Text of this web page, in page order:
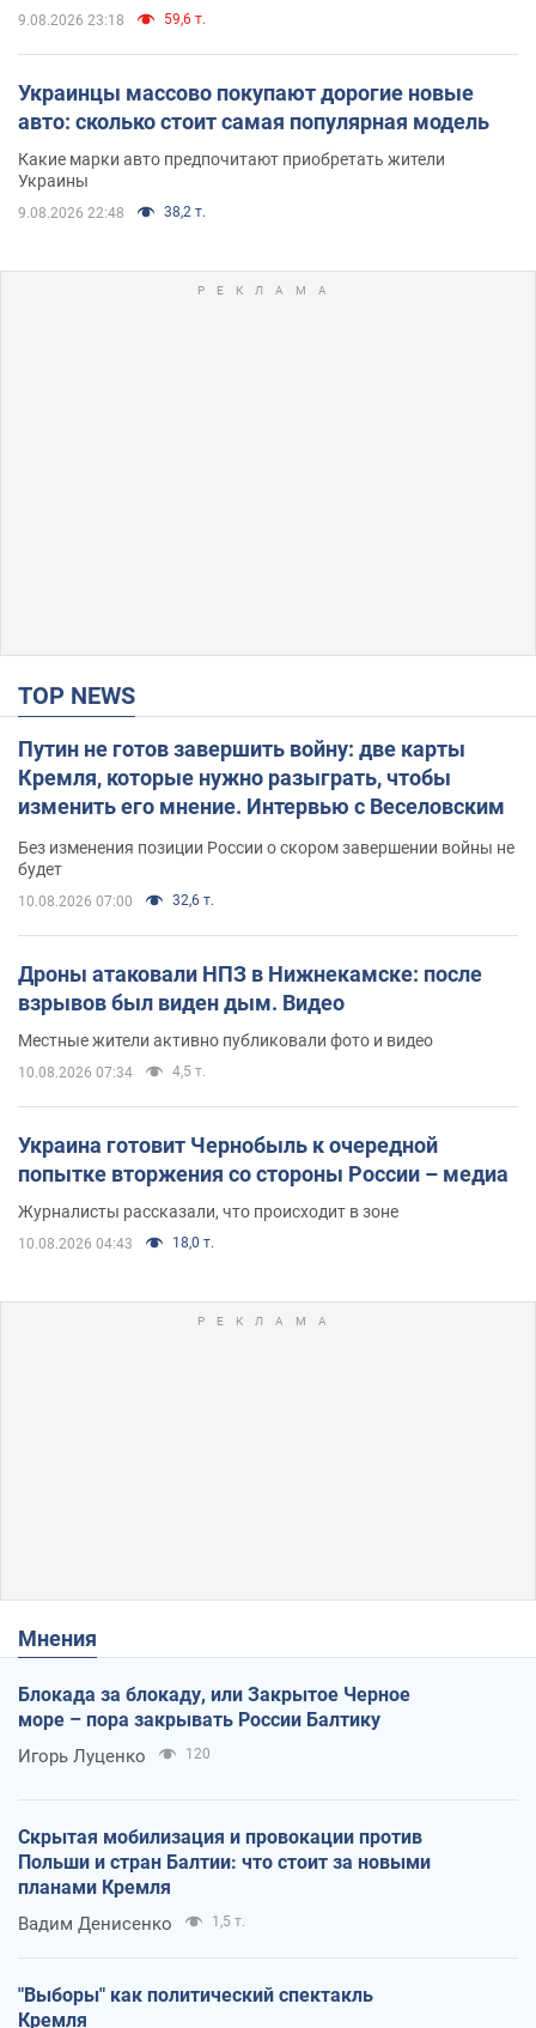
9.08.2026 23:18 59,6 т.
Украинцы массово покупают дорогие новые
авто: сколько стоит самая популярная модель
Какие марки авто предпочитают приобретать жители
Украины
9.08.2026 22:48 38,2 т.
TOP NEWS
Путин не готов завершить войну: две карты
Кремля, которые нужно разыграть, чтобы
изменить его мнение. Интервью с Веселовским
Без изменения позиции России о скором завершении войны не
будет
10.08.2026 07:00 32,6 т.
Дроны атаковали НПЗ в Нижнекамске: после
взрывов был виден дым. Видео
Местные жители активно публиковали фото и видео
10.08.2026 07:34 4,5 т.
Украина готовит Чернобыль к очередной
попытке вторжения со стороны России – медиа
Журналисты рассказали, что происходит в зоне
10.08.2026 04:43 18,0 т.
Мнения
Блокада за блокаду, или Закрытое Черное
море – пора закрывать России Балтику
Игорь Луценко 120
Скрытая мобилизация и провокации против
Польши и стран Балтии: что стоит за новыми
планами Кремля
Вадим Денисенко 1,5 т.
"Выборы" как политический спектакль
Кремля